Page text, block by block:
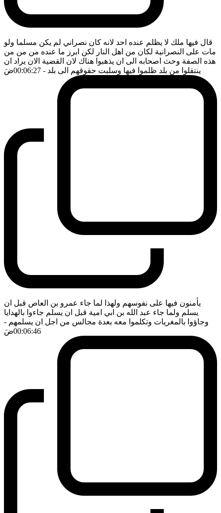
قال فيها ملك لا يظلم عنده احد لانه كان نصراني لم يكن مسلما ولو
مات على النصرانية لكان من اهل النار لكن ابرز ما عنده من من من
هذه الصفة وحث اصحابه الى ان يذهبوا هناك لان القضية الان يراد ان
ينتقلوا من بلد ظلموا فيها وسلبت حقوقهم الى بلد - 00:06:27 ضَ
يأمنون فيها على نفوسهم ولهذا لما جاء عمرو بن العاص قبل ان
يسلم ولما جاء عبد الله بن ابي امية قبل ان يسلم جاءوا بالهدايا
وجاؤوا بالمغريات وتكلموا معه بعدة مجالس من اجل ان يسلمهم -
00:06:46ضَ